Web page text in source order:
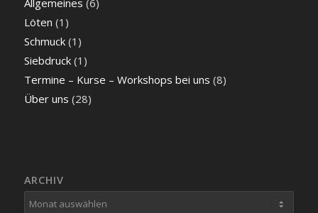
Allgemeines (6)
Löten (1)
Schmuck(1)
Siebdruck(1)
Termine – Kurse – Workshops bei uns (8)
Über uns (28)
ARCHIV